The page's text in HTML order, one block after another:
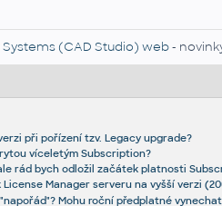
(CAD Studio) web-
při pořízení tzv. Legacy upgrade?
víceletým Subscription?
rád bych odložil začátek platnosti
Manager serveru na vyšší verzi
Mohu roční předplatné